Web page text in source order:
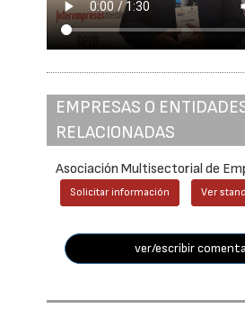
EMPRESAS O
RELACIONADAS
Asociación Multisectorial de
Solicitar información Ver
ver/escribir